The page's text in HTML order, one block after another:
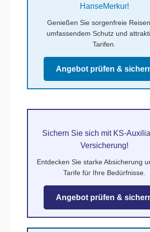
HanseMerkur!
Genießen Sie sorgenfreie
umfassendem Schutz und
Tarifen.
Angebot prüfen &
Sichern Sie sich mit KS-
Versicherung!
Entdecken Sie starke Absicherung
Tarife für Ihre Bedürfnisse.
Angebot prüfen &